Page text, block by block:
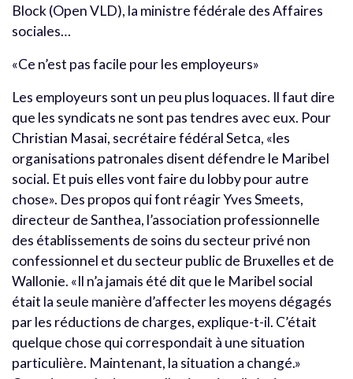
Block (Open VLD), la ministre fédérale des Affaires
sociales…
«Ce n’est pas facile pour les employeurs»
Les employeurs sont un peu plus loquaces. Il faut dire
que les syndicats ne sont pas tendres avec eux. Pour
Christian Masai, secrétaire fédéral Setca, «les
organisations patronales disent défendre le Maribel
social. Et puis elles vont faire du lobby pour autre
chose». Des propos qui font réagir Yves Smeets,
directeur de Santhea, l’association professionnelle
des établissements de soins du secteur privé non
confessionnel et du secteur public de Bruxelles et de
Wallonie. «Il n’a jamais été dit que le Maribel social
était la seule manière d’affecter les moyens dégagés
par les réductions de charges, explique-t-il. C’était
quelque chose qui correspondait à une situation
particulière. Maintenant, la situation a changé.»